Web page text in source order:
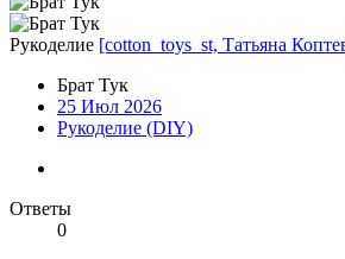
Рукоделие [cotton_toys_st, Татьяна
Брат Тук
25 Июл 2026
Рукоделие (DIY)
Ответы
0